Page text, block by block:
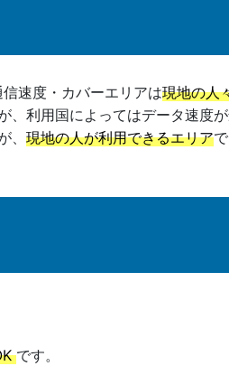
速度・カバーエリアは現地の人
、利用国によってはデータ速度が
現地の人が利用できるエリア
です。